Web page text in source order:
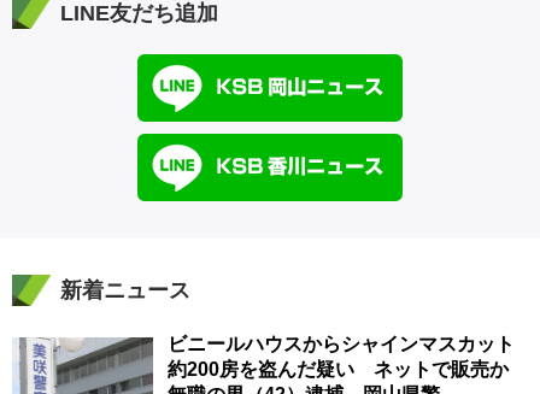
LINE友だち追加
新着ニュース
ビニールハウスからシャインマスカット
約200房を盗んだ疑い ネットで販売か